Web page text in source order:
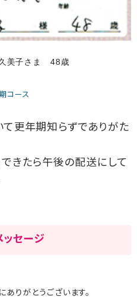
美子さま 48歳
コース
更年期知らずでありがた
きたら午後の配送にして
ッセージ
ありがとうございます。